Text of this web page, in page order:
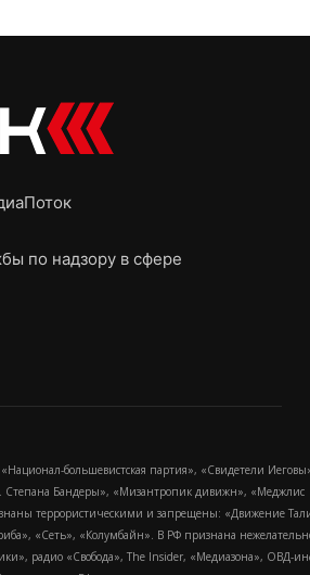
по надзору в сфере
большевистская партия», «Свидетели
Степана Бандеры», «Мизантропик дивижн», «Меджлис
террористическими и запрещены: «Движение
«Сеть», «Колумбайн». В РФ признана
радио «Свобода», The Insider, «Медиазона», ОВД-